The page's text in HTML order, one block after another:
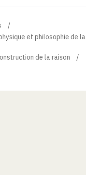
et philosophie de la
de la raison